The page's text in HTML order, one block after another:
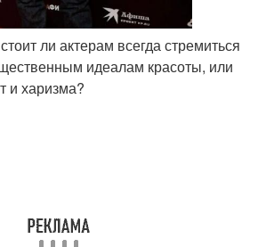
ли актерам всегда стремиться
идеалам красоты, или
и харизма?